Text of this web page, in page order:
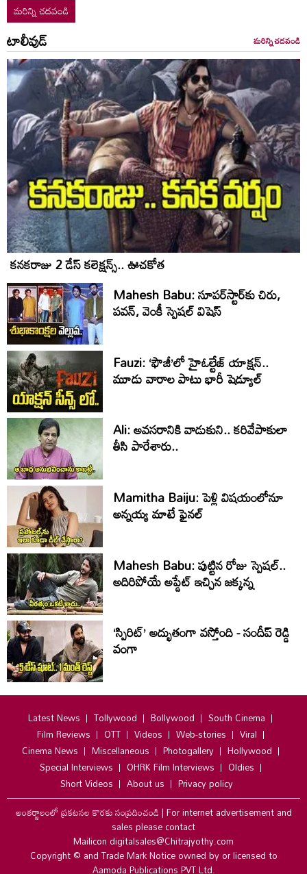
మరిన్ని చదవండి
టాలీవుడ్ మరిన్ని చదవండి
కనకరాజు 2 డేస్ కలెక్షన్స్.. ఊచకోత
Mahesh Babu: సూపర్‌స్టార్‌కు చిరు,
పవన్‌, వెంకీ స్పెషల్‌ విషెస్‌
Fauzi: ‘ఫౌజీ’లో హైఓల్టేజ్‌ యాక్షన్‌..
మూడు వారాల పాటు భారీ షెడ్యూల్‌
Ali: అవసరానికి వాడుకుని.. కరివేపాకులా
తీసి పారేశారు..
Mamitha Baiju: పెళ్లి విషయంలోనూ
అన్నయ్య మాటే ఫైనల్‌
Mahesh Babu: పుట్టిన రోజు స్పెషల్..
అదిరిపోయే అప్డేట్ ఇచ్చిన జక్కన్న
‘స్పిరిట్’ అద్భుతంగా వస్తోంది - సందీప్ రెడ్డి
వంగా
Latest News Tollywood Bollywood
South Cinema
Film Reviews
OTT Videos Web-stories
Viral
Cinema News
Miscellaneous Photogallery
Hollywood
Special Interviews
OHRK Film Interviews
Oldies
Short Videos
About us
Privacy policy
అంతర్జాలంలో ప్రకటనల కొరకు సంప్రదించండి|For internet advertisement and
sales please contact
Mailicon digitalsales@Chitrajyothy.com
Copyright © and Trade Mark Notice owned by or licensed to
Aamoda Publications PVT Ltd.